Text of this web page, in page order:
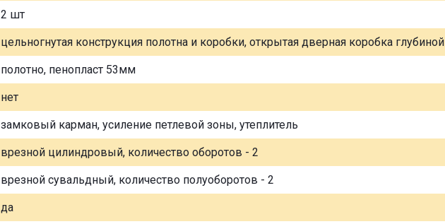
2 шт
цельногнутая конструкция полотна и коробки, открытая дверная коробка
полотно, пенопласт 53мм
нет
замковый карман, усиление петлевой зоны, утеплитель
врезной цилиндровый, количество оборотов - 2
врезной сувальдный, количество полуоборотов - 2
да